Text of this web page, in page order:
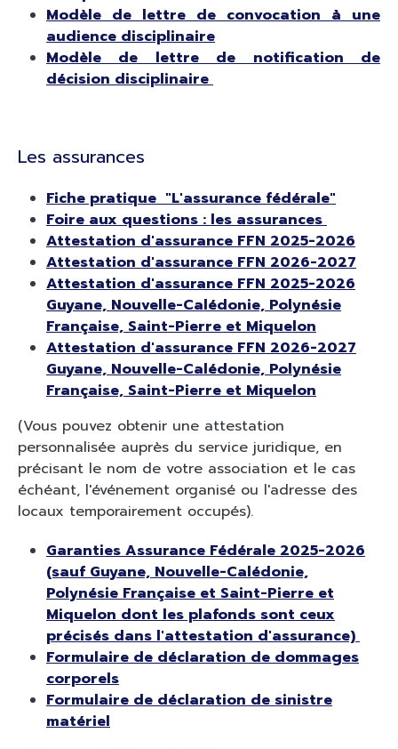
Modèle de lettre de convocation à une
audience disciplinaire
Modèle de lettre de notification de
décision disciplinaire
Les assurances
Fiche pratique "L'assurance fédérale"
Foire aux questions : les assurances
Attestation d'assurance FFN 2025-2026
Attestation d'assurance FFN 2026-2027
Attestation d'assurance FFN 2025-2026
Guyane, Nouvelle-Calédonie, Polynésie
Française, Saint-Pierre et Miquelon
Attestation d'assurance FFN 2026-2027
Guyane, Nouvelle-Calédonie, Polynésie
Française, Saint-Pierre et Miquelon
(Vous pouvez obtenir une attestation
personnalisée auprès du service juridique, en
précisant le nom de votre association et le cas
échéant, l'événement organisé ou l'adresse des
locaux temporairement occupés).
Garanties Assurance Fédérale 2025-2026
(sauf Guyane, Nouvelle-Calédonie,
Polynésie Française et Saint-Pierre et
Miquelon dont les plafonds sont ceux
précisés dans l'attestation d'assurance)
Formulaire de déclaration de dommages
corporels
Formulaire de déclaration de sinistre
matériel